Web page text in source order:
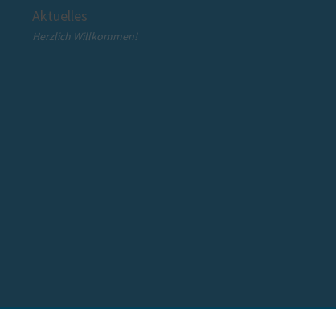
Wir über uns
Über den Mütterzentrum Beckum e.V.